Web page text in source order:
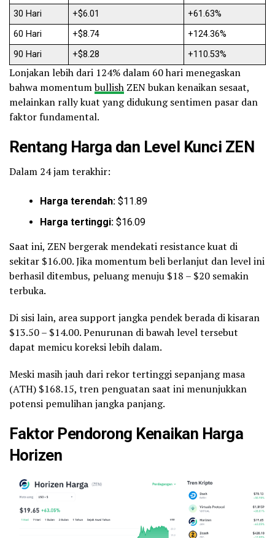
30 Hari
+$6.01
+61.63%
60 Hari
+$8.74
+124.36%
90 Hari
+$8.28 +110.53%
Lonjakan lebih dari 124% dalam 60 hari menegaskan
bahwa momentumbullish ZEN bukan kenaikan sesaat,
melainkan rally kuat yang didukung sentimen pasar dan
faktor fundamental.
Rentang Harga dan Level Kunci ZEN
Dalam 24 jam terakhir:
Harga terendah: $11.89
Harga tertinggi: $16.09
Saat ini, ZEN bergerak mendekati resistance kuat di
sekitar $16.00. Jika momentum beli berlanjut dan level ini
berhasil ditembus, peluang menuju $18 – $20 semakin
terbuka.
Di sisi lain, area support jangka pendek berada di kisaran
$13.50 – $14.00. Penurunan di bawah level tersebut
dapat memicu koreksi lebih dalam.
Meski masih jauh dari rekor tertinggi sepanjang masa
(ATH) $168.15, tren penguatan saat ini menunjukkan
potensi pemulihan jangka panjang.
Faktor Pendorong Kenaikan Harga
Horizen